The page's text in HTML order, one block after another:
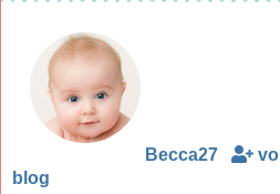
Becca27
blog